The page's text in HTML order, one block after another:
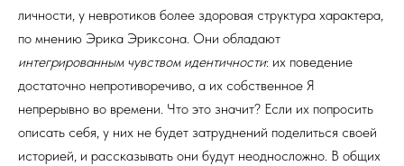
личности, у невротиков более здоровая структура характера,
по мнению Эрика Эриксона. Они обладают
интегрированным чувством идентичности: их поведение
достаточно непротиворечиво, а их собственное Я
непрерывно во времени. Что это значит? Если их попросить
описать себя, у них не будет затруднений поделиться своей
историей, и рассказывать они будут неодносложно. В общих